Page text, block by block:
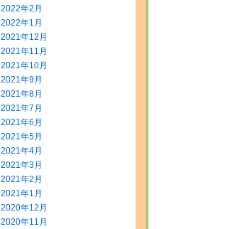
2022年2月
2022年1月
2021年12月
2021年11月
2021年10月
2021年9月
2021年8月
2021年7月
2021年6月
2021年5月
2021年4月
2021年3月
2021年2月
2021年1月
2020年12月
2020年11月